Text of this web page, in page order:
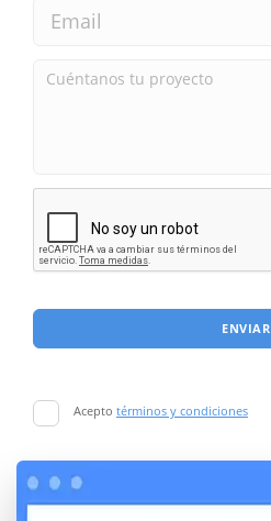
ENVIAR
Acepto términos y condiciones